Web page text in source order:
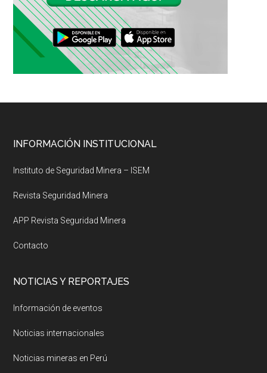
Footer
INFORMACIÓN INSTITUCIONAL
Instituto de Seguridad Minera – ISEM
Revista Seguridad Minera
APP Revista Seguridad Minera
Contacto
NOTICIAS Y REPORTAJES
Información de eventos
Noticias internacionales
Noticias mineras en Perú